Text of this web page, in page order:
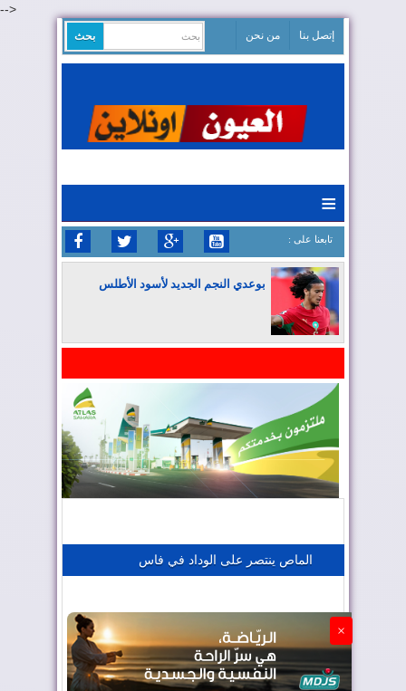
-->
إتصل بنا من نحن
≡
: تابعنا على
بوعدي النجم الجديد لأسود الأطلس
المغرب يعزز موقعه في صناعة الطيران
الماص ينتصر على الوداد في فاس
×